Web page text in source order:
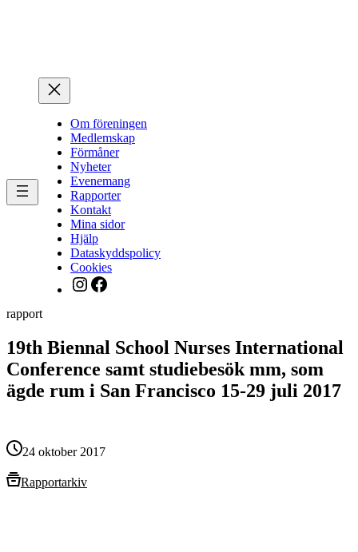
Om föreningen
Medlemskap
Förmåner
Nyheter
Evenemang
Rapporter
Kontakt
Mina sidor
Hjälp
Dataskyddspolicy
Cookies
Instagram
Facebook
rapport
19th Biennal School Nurses International
Conference samt studiebesök mm, som
ägde rum i San Francisco 15-29 juli 2017
24 oktober 2017
Rapportarkiv